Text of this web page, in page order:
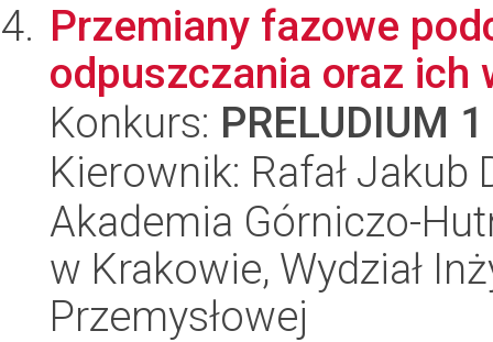
Przemiany fazowe
odpuszczania oraz ich
Konkurs: PRELUDIUM 1
Kierownik: Rafał Jakub
Akademia Górniczo-
w Krakowie, Wydział
Przemysłowej